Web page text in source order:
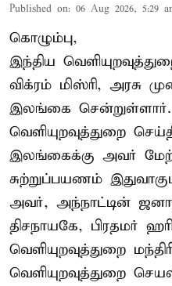
Published on: 06 Aug 2026, 5:29
கொழும்பு,
இந்திய
விக்ரம் மிஸ்ரி, அரசு
இலங்கை சென்றுள்ளார்.
வெளியுறவுத்துறை
இலங்கைக்கு அவர்
சுற்றுப்பயணம்
அவர், அந்நாட்டின்
திசநாயகே, பிரதமர்
வெளியுறவுத்துறை
வெளியுறவுத்துறை